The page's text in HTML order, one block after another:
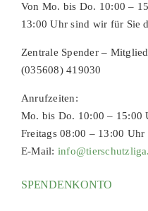
Von Mo. bis Do. 10:00 –
13:00 Uhr sind wir für Sie
Zentrale Spender –
(035608) 419030
Anrufzeiten:
Mo. bis Do. 10:00 – 15:00
Freitags 08:00 – 13:00 Uhr
E-Mail:
SPENDENKONTO